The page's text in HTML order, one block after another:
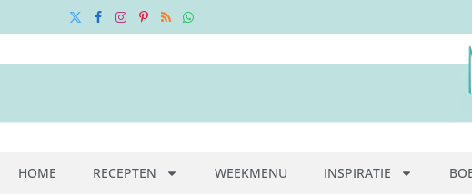
X
FacebookInstagram
Pinterest
RSSWhatsApp
HOME RECEPTEN WEEKMENU INSPIRATIE